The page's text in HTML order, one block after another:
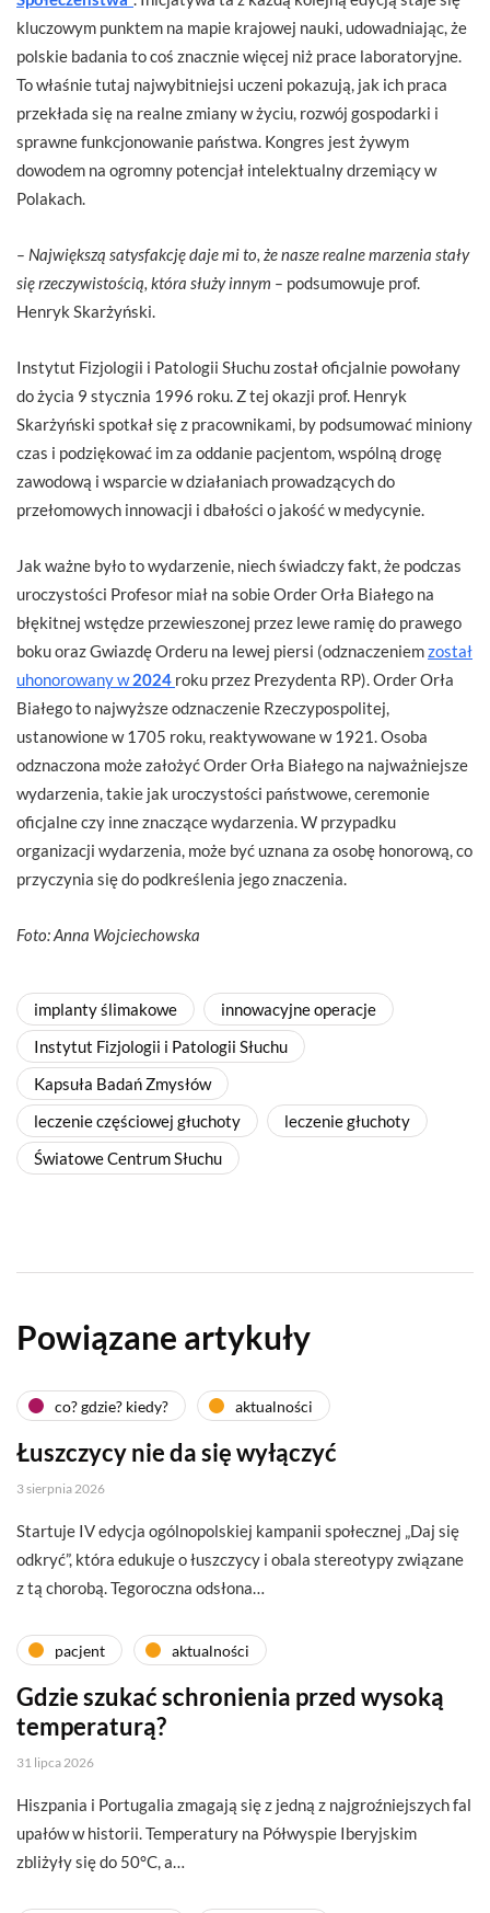
kluczowym punktem na mapie krajowej nauki, udowadniając, że
polskie badania to coś znacznie więcej niż prace laboratoryjne.
To właśnie tutaj najwybitniejsi uczeni pokazują, jak ich praca
przekłada się na realne zmiany w życiu, rozwój gospodarki i
sprawne funkcjonowanie państwa. Kongres jest żywym
dowodem na ogromny potencjał intelektualny drzemiący w
Polakach.
– Największą satysfakcję daje mi to, że nasze realne marzenia stały
się rzeczywistością, która służy innym – podsumowuje prof.
Henryk Skarżyński.
Instytut Fizjologii i Patologii Słuchu został oficjalnie powołany
do życia 9 stycznia 1996 roku. Z tej okazji prof. Henryk
Skarżyński spotkał się z pracownikami, by podsumować miniony
czas i podziękować im za oddanie pacjentom, wspólną drogę
zawodową i wsparcie w działaniach prowadzących do
przełomowych innowacji i dbałości o jakość w medycynie.
Jak ważne było to wydarzenie, niech świadczy fakt, że podczas
uroczystości Profesor miał na sobie Order Orła Białego na
błękitnej wstędze przewieszonej przez lewe ramię do prawego
boku oraz Gwiazdę Orderu na lewej piersi (odznaczeniemzostał
uhonorowany w2024 roku przez Prezydenta RP). Order Orła
Białego to najwyższe odznaczenie Rzeczypospolitej,
ustanowione w 1705 roku, reaktywowane w 1921. Osoba
odznaczona może założyć Order Orła Białego na najważniejsze
wydarzenia, takie jak uroczystości państwowe, ceremonie
oficjalne czy inne znaczące wydarzenia. W przypadku
organizacji wydarzenia, może być uznana za osobę honorową, co
przyczynia się do podkreślenia jego znaczenia.
Foto: Anna Wojciechowska
implanty ślimakowe
innowacyjne operacje
Instytut Fizjologii i Patologii Słuchu
Kapsuła Badań Zmysłów
leczenie częściowej głuchoty
leczenie głuchoty
Światowe Centrum Słuchu
Powiązane artykuły
co? gdzie? kiedy? aktualności
Łuszczycy nie da się wyłączyć
3 sierpnia 2026
Startuje IV edycja ogólnopolskiej kampanii społecznej „Daj się
odkryć”, która edukuje o łuszczycy i obala stereotypy związane
z tą chorobą. Tegoroczna odsłona…
pacjent aktualności
Gdzie szukać schronienia przed wysoką
temperaturą?
31 lipca 2026
Hiszpania i Portugalia zmagają się z jedną z najgroźniejszych fal
upałów w historii. Temperatury na Półwyspie Iberyjskim
zbliżyły się do 50°C, a…